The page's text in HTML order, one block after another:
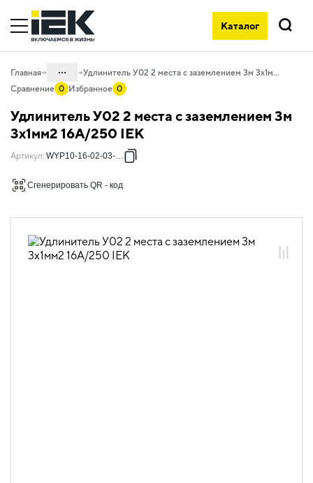
Каталог
Поиск
Главная ...
06. Изделия электроустановочные,
удлинители и силовые разъемы
06.02 Удлинители бытовые и сетевые
06.02.01.01 Удлинители бытовые
Удлинитель У02 2 места с заземлением 3м 3х1мм2 16А/250 IEK
Сравнение 0 Избранное 0
Удлинитель У02 2 места с заземлением 3м
3х1мм2 16А/250 IEK
Артикул: WYP10-16-02-03-Z-N
Сгенерировать QR - код